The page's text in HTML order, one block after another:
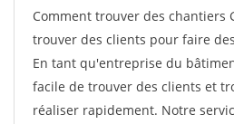
Comment trouver des chantiers
trouver des clients pour faire
En tant qu'entreprise du
facile de trouver des clients et
réaliser rapidement. Notre